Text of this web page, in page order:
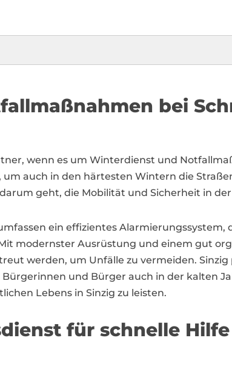
bei
wenn es um Winterdienst und
auch in den härtesten Wintern die
geht, die Mobilität und Sicherheit in
ein effizientes Alarmierungssystem,
modernster Ausrüstung und einem gut
werden, um Unfälle zu vermeiden.
und Bürger auch in der kalten
Lebens in Sinzig zu leisten.
für schnelle Hilfe